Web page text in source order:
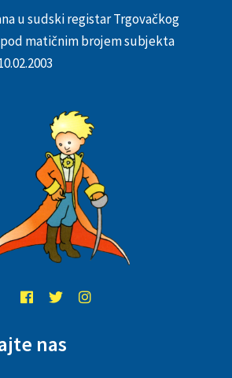
u sudski registar Trgovačkog
matičnim brojem subjekta
nas